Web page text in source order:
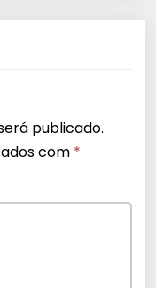
publicado.
com *